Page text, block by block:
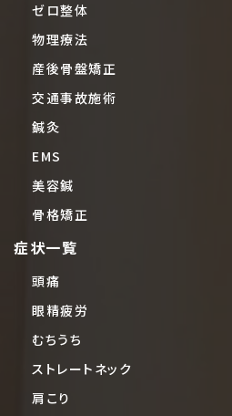
ゼロ整体
物理療法
産後骨盤矯正
交通事故施術
鍼灸
EMS
美容鍼
骨格矯正
症状一覧
頭痛
眼精疲労
むちうち
ストレートネック
肩こり